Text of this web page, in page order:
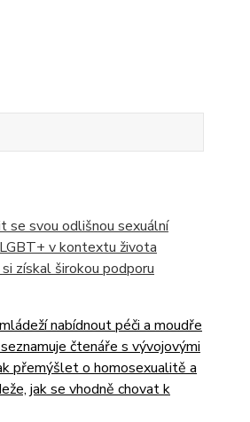
se svou odlišnou sexuální
v kontextu života
získal širokou podporu
nabídnout péči a moudře
čtenáře s vývojovými
přemýšlet o homosexualitě a
jak se vhodně chovat k